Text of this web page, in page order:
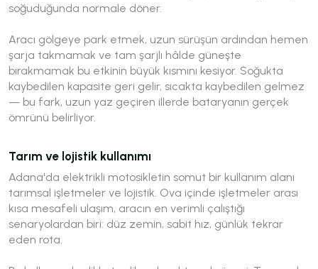
soğuduğunda normale döner.
Aracı gölgeye park etmek, uzun sürüşün ardından hemen
şarja takmamak ve tam şarjlı hâlde güneşte
bırakmamak bu etkinin büyük kısmını kesiyor. Soğukta
kaybedilen kapasite geri gelir, sıcakta kaybedilen gelmez
— bu fark, uzun yaz geçiren illerde bataryanın gerçek
ömrünü belirliyor.
Tarım ve lojistik kullanımı
Adana'da elektrikli motosikletin somut bir kullanım alanı
tarımsal işletmeler ve lojistik. Ova içinde işletmeler arası
kısa mesafeli ulaşım, aracın en verimli çalıştığı
senaryolardan biri: düz zemin, sabit hız, günlük tekrar
eden rota.